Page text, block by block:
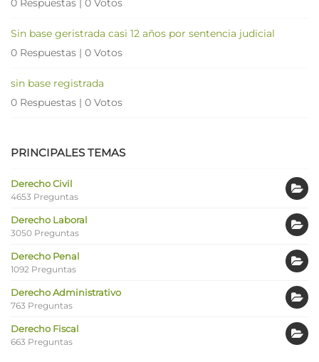
0 Respuestas | 0 Votos
Sin base geristrada casi 12 años por sentencia judicial
0 Respuestas | 0 Votos
sin base registrada
0 Respuestas | 0 Votos
PRINCIPALES TEMAS
Derecho Civil
4653 Preguntas
Derecho Laboral
3050 Preguntas
Derecho Penal
1092 Preguntas
Derecho Administrativo
763 Preguntas
Derecho Fiscal
663 Preguntas